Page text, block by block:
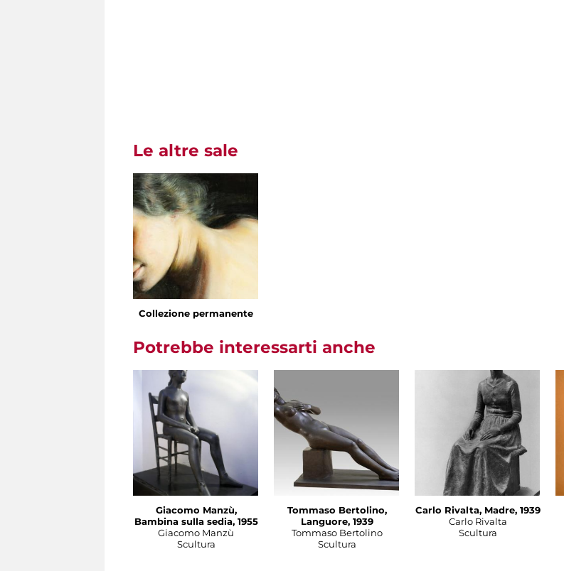
Le altre sale
Collezione permanente
Potrebbe interessarti anche
Giacomo Manzù,
Bambina sulla sedia, 1955
Giacomo Manzù
Scultura
Tommaso Bertolino,
Languore, 1939
Tommaso Bertolino
Scultura
Carlo Rivalta, Madre, 1939
Carlo Rivalta
Scultura